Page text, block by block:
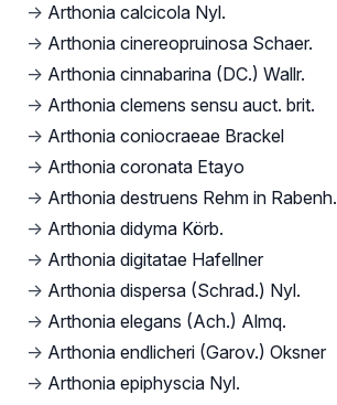
→ Arthonia calcicola Nyl.
→ Arthonia cinereopruinosa Schaer.
→ Arthonia cinnabarina (DC.) Wallr.
→ Arthonia clemens sensu auct. brit.
→ Arthonia coniocraeae Brackel
→ Arthonia coronata Etayo
→ Arthonia destruens Rehm in Rabenh.
→ Arthonia didyma Körb.
→ Arthonia digitatae Hafellner
→ Arthonia dispersa (Schrad.) Nyl.
→ Arthonia elegans (Ach.) Almq.
→ Arthonia endlicheri (Garov.) Oksner
→ Arthonia epiphyscia Nyl.